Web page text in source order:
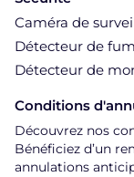
Caméra de
Détecteur de
Détecteur de
Conditions
Découvrez nos
Bénéficiez d’un
annulations